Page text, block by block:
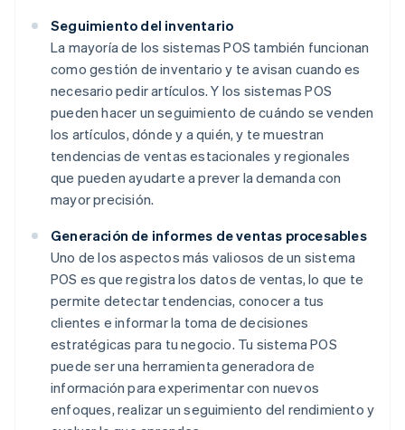
Seguimiento del inventario
La mayoría de los sistemas POS también funcionan
como gestión de inventario y te avisan cuando es
necesario pedir artículos. Y los sistemas POS
pueden hacer un seguimiento de cuándo se venden
los artículos, dónde y a quién, y te muestran
tendencias de ventas estacionales y regionales
que pueden ayudarte a prever la demanda con
mayor precisión.
Generación de informes de ventas procesables
Uno de los aspectos más valiosos de un sistema
POS es que registra los datos de ventas, lo que te
permite detectar tendencias, conocer a tus
clientes e informar la toma de decisiones
estratégicas para tu negocio. Tu sistema POS
puede ser una herramienta generadora de
información para experimentar con nuevos
enfoques, realizar un seguimiento del rendimiento y